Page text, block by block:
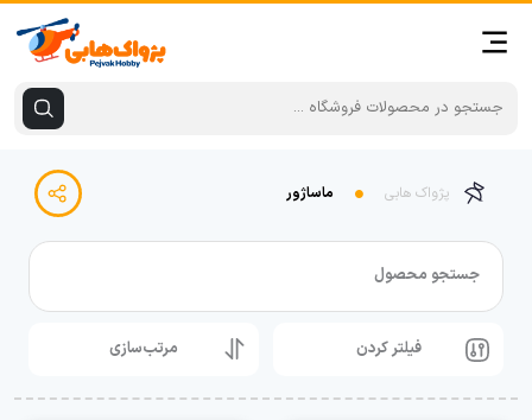
پژواک هابی ماساژور
جستجو محصول
فیلتر کردن مرتب‌سازی